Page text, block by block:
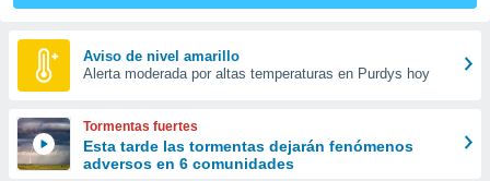
y
forma
digital
basada
Aviso de nivel amarillo
Alerta moderada por altas temperaturas en Purdys hoy
Tormentas fuertes
Esta tarde las tormentas dejarán fenómenos
adversos en 6 comunidades